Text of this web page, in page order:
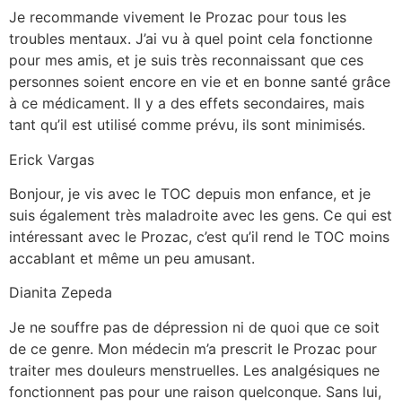
Je recommande vivement le Prozac pour tous les
troubles mentaux. J’ai vu à quel point cela fonctionne
pour mes amis, et je suis très reconnaissant que ces
personnes soient encore en vie et en bonne santé grâce
à ce médicament. Il y a des effets secondaires, mais
tant qu’il est utilisé comme prévu, ils sont minimisés.
Erick Vargas
Bonjour, je vis avec le TOC depuis mon enfance, et je
suis également très maladroite avec les gens. Ce qui est
intéressant avec le Prozac, c’est qu’il rend le TOC moins
accablant et même un peu amusant.
Dianita Zepeda
Je ne souffre pas de dépression ni de quoi que ce soit
de ce genre. Mon médecin m’a prescrit le Prozac pour
traiter mes douleurs menstruelles. Les analgésiques ne
fonctionnent pas pour une raison quelconque. Sans lui,